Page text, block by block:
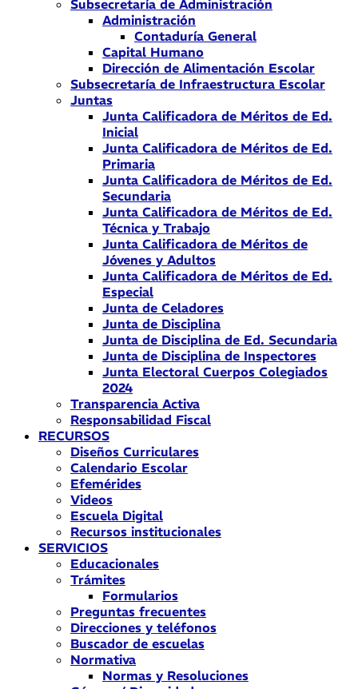
Subsecretaría de Administración
Administración
Contaduría General
Capital Humano
Dirección de Alimentación Escolar
Subsecretaría de Infraestructura Escolar
Juntas
Junta Calificadora de Méritos de Ed.
Inicial
Junta Calificadora de Méritos de Ed.
Primaria
Junta Calificadora de Méritos de Ed.
Secundaria
Junta Calificadora de Méritos de Ed.
Técnica y Trabajo
Junta Calificadora de Méritos de
Jóvenes y Adultos
Junta Calificadora de Méritos de Ed.
Especial
Junta de Celadores
Junta de Disciplina
Junta de Disciplina de Ed. Secundaria
Junta de Disciplina de Inspectores
Junta Electoral Cuerpos Colegiados
2024
Transparencia Activa
Responsabilidad Fiscal
RECURSOS
Diseños Curriculares
Calendario Escolar
Efemérides
Videos
Escuela Digital
Recursos institucionales
SERVICIOS
Educacionales
Trámites
Formularios
Preguntas frecuentes
Direcciones y teléfonos
Buscador de escuelas
Normativa
Normas y Resoluciones